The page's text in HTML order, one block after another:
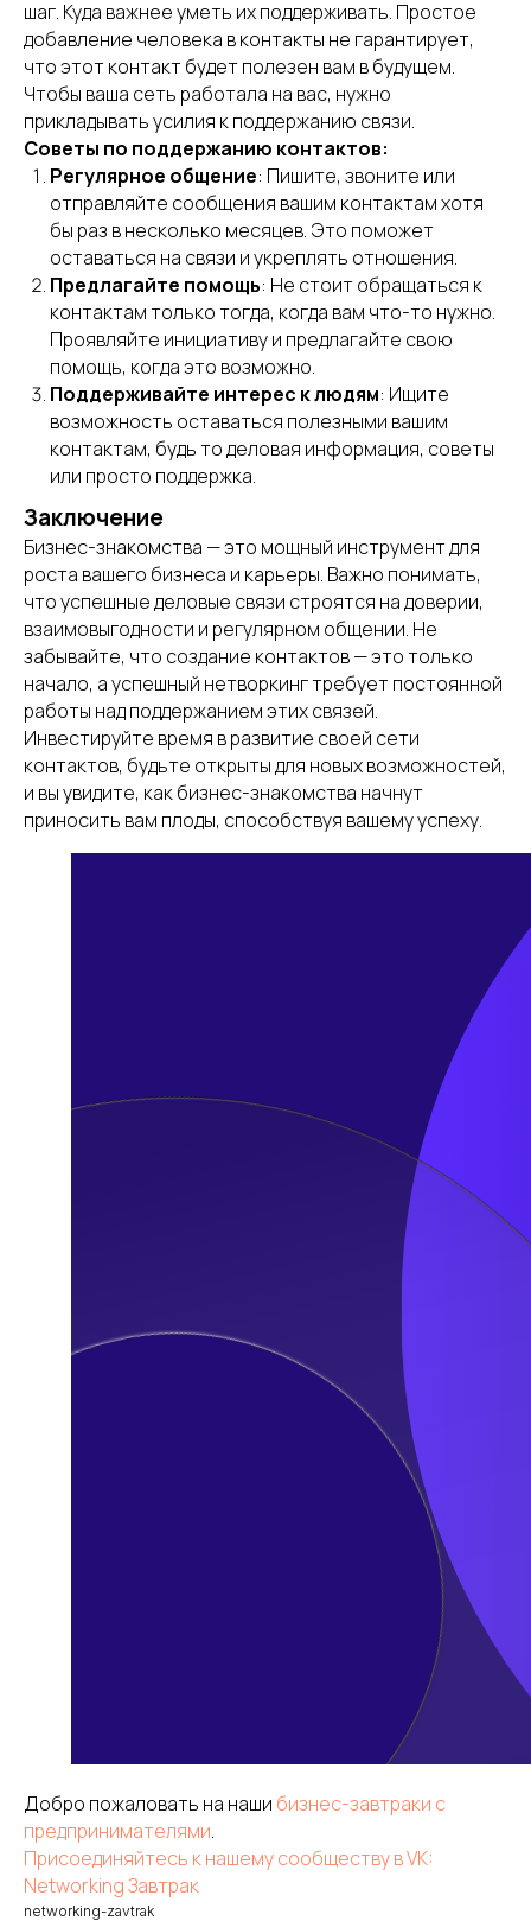
шаг. Куда важнее уметь их поддерживать. Простое
добавление человека в контакты не гарантирует,
что этот контакт будет полезен вам в будущем.
Чтобы ваша сеть работала на вас, нужно
прикладывать усилия к поддержанию связи.
Советы по поддержанию контактов:
Регулярное общение: Пишите, звоните или
отправляйте сообщения вашим контактам хотя
бы раз в несколько месяцев. Это поможет
оставаться на связи и укреплять отношения.
Предлагайте помощь: Не стоит обращаться к
контактам только тогда, когда вам что-то нужно.
Проявляйте инициативу и предлагайте свою
помощь, когда это возможно.
Поддерживайте интерес к людям: Ищите
возможность оставаться полезными вашим
контактам, будь то деловая информация, советы
или просто поддержка.
Заключение
Бизнес-знакомства — это мощный инструмент для
роста вашего бизнеса и карьеры. Важно понимать,
что успешные деловые связи строятся на доверии,
взаимовыгодности и регулярном общении. Не
забывайте, что создание контактов — это только
начало, а успешный нетворкинг требует постоянной
работы над поддержанием этих связей.
Инвестируйте время в развитие своей сети
контактов, будьте открыты для новых возможностей,
и вы увидите, как бизнес-знакомства начнут
приносить вам плоды, способствуя вашему успеху.
Добро пожаловать на наши бизнес-завтраки с
предпринимателями.
Присоединяйтесь к нашему сообществу в VK:
Networking Завтрак
networking-zavtrak